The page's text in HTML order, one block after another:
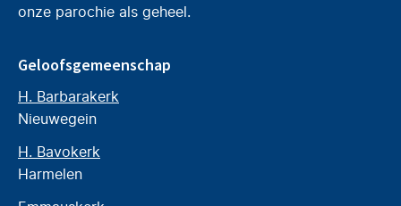
onze parochie als geheel.
Geloofsgemeenschap
H. Barbarakerk
Nieuwegein
H. Bavokerk
Harmelen